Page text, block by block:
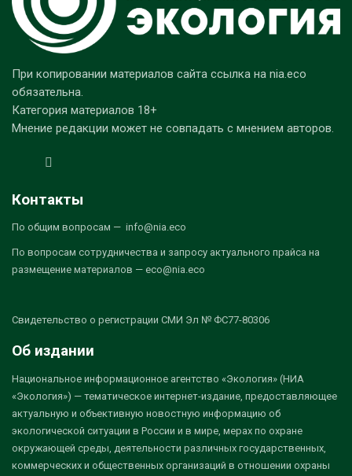
При копировании материалов сайта ссылка на nia.eco
обязательна.
Категория материалов 18+
Мнение редакции может не совпадать с мнением авторов.
Контакты
По общим вопросам — info@nia.eco
По вопросам сотрудничества и запросу актуального прайса на
размещение материалов — eco@nia.eco
Свидетельство о регистрации СМИ Эл № ФС77-80306
Об издании
Национальное информационное агентство «Экология» (НИА
«Экология») — тематическое интернет-издание, предоставляющее
актуальную и объективную новостную информацию об
экологической ситуации в России и в мире, мерах по охране
окружающей среды, деятельности различных государственных,
коммерческих и общественных организаций в отношении охраны